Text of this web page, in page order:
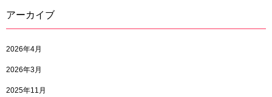
アーカイブ
2026年4月
2026年3月
2025年11月